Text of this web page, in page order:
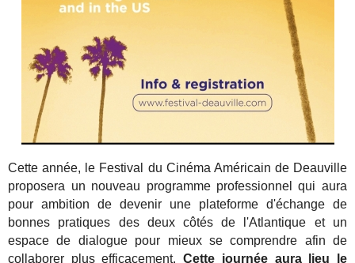
Cette année, le Festival du Cinéma Américain de Deauville
proposera un nouveau programme professionnel qui aura
pour ambition de devenir une plateforme d'échange de
bonnes pratiques des deux côtés de l'Atlantique et un
espace de dialogue pour mieux se comprendre afin de
collaborer plus efficacement.Cette journée aura lieu le